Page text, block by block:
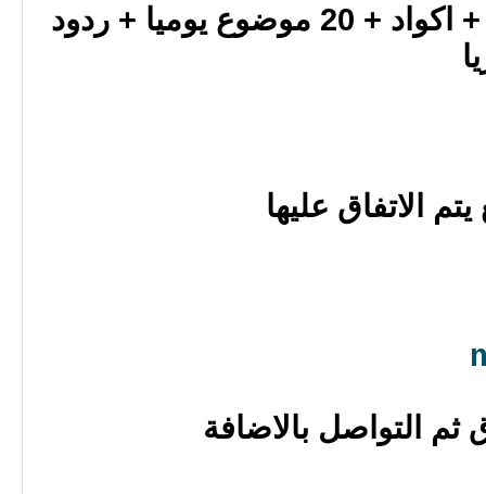
تركيب هاكات + استايلات + اكواد + 20 موضوع يوميا + ردود
الاتفاق عليها
التواصل بالاضافة